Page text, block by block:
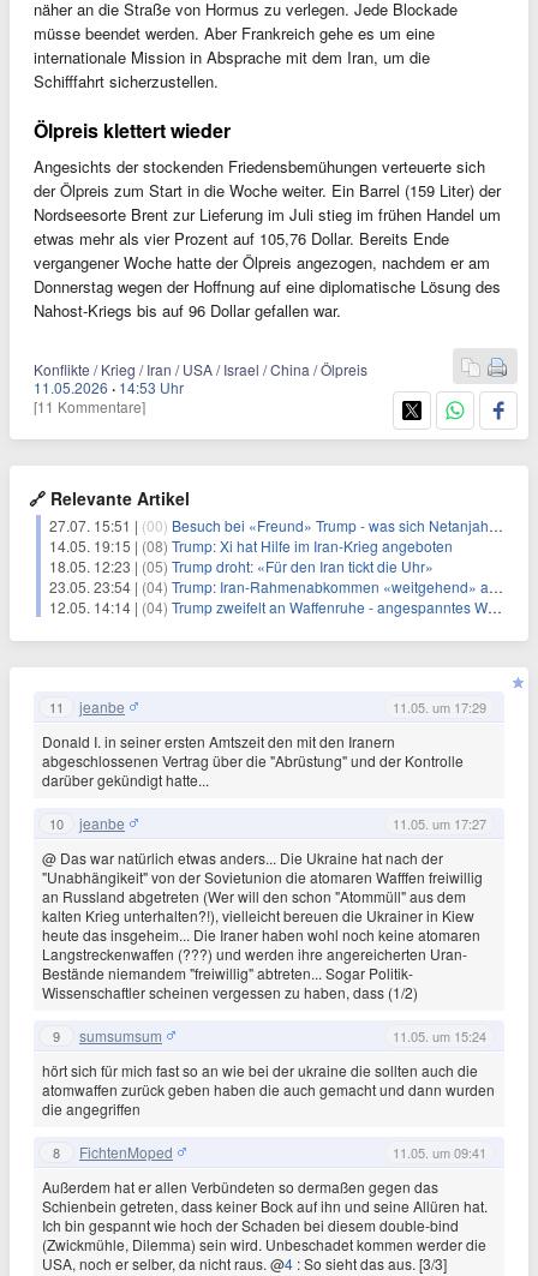
näher an die Straße von Hormus zu verlegen. Jede Blockade
müsse beendet werden. Aber Frankreich gehe es um eine
internationale Mission in Absprache mit dem Iran, um die
Schifffahrt sicherzustellen.
Ölpreis klettert wieder
Angesichts der stockenden Friedensbemühungen verteuerte sich
der Ölpreis zum Start in die Woche weiter. Ein Barrel (159 Liter) der
Nordseesorte Brent zur Lieferung im Juli stieg im frühen Handel um
etwas mehr als vier Prozent auf 105,76 Dollar. Bereits Ende
vergangener Woche hatte der Ölpreis angezogen, nachdem er am
Donnerstag wegen der Hoffnung auf eine diplomatische Lösung des
Nahost-Kriegs bis auf 96 Dollar gefallen war.
Konflikte / Krieg / Iran / USA / Israel / China / Ölpreis
11.05.2026 · 14:53 Uhr
[11 Kommentare]
🔗 Relevante Artikel
27.07. 15:51 | (00) Besuch bei «Freund» Trump - was sich Netanjahu erhofft
14.05. 19:15 | (08) Trump: Xi hat Hilfe im Iran-Krieg angeboten
18.05. 12:23 | (05) Trump droht: «Für den Iran tickt die Uhr»
23.05. 23:54 | (04) Trump: Iran-Rahmenabkommen «weitgehend» ausgehandelt
12.05. 14:14 | (04) Trump zweifelt an Waffenruhe - angespanntes Warten im Iran
11 jeanbe 11.05. um 17:29
Donald I. in seiner ersten Amtszeit den mit den Iranern
abgeschlossenen Vertrag über die "Abrüstung" und der Kontrolle
darüber gekündigt hatte...
10 jeanbe 11.05. um 17:27
@ Das war natürlich etwas anders... Die Ukraine hat nach der
"Unabhängikeit" von der Sovietunion die atomaren Wafffen freiwillig
an Russland abgetreten (Wer will den schon "Atommüll" aus dem
kalten Krieg unterhalten?!), vielleicht bereuen die Ukrainer in Kiew
heute das insgeheim... Die Iraner haben wohl noch keine atomaren
Langstreckenwaffen (???) und werden ihre angereicherten Uran-
Bestände niemandem "freiwillig" abtreten... Sogar Politik-
Wissenschaftler scheinen vergessen zu haben, dass (1/2)
9 sumsumsum 11.05. um 15:24
hört sich für mich fast so an wie bei der ukraine die sollten auch die
atomwaffen zurück geben haben die auch gemacht und dann wurden
die angegriffen
8 FichtenMoped 11.05. um 09:41
Außerdem hat er allen Verbündeten so dermaßen gegen das
Schienbein getreten, dass keiner Bock auf ihn und seine Allüren hat.
Ich bin gespannt wie hoch der Schaden bei diesem double-bind
(Zwickmühle, Dilemma) sein wird. Unbeschadet kommen werder die
USA, noch er selber, da nicht raus. @4 : So sieht das aus. [3/3]